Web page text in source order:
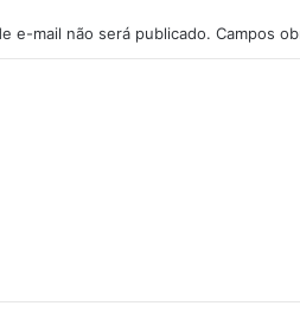
e-mail não será publicado. Campos